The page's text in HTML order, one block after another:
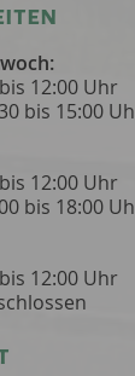
12:00 Uhr
bis 15:00
12:00 Uhr
bis 18:00
12:00 Uhr